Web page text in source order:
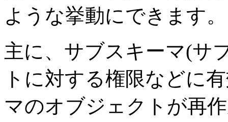
ような挙動にできます。
主に、サブスキーマ(サ
トに対する権限などに
マのオブジェクトが再